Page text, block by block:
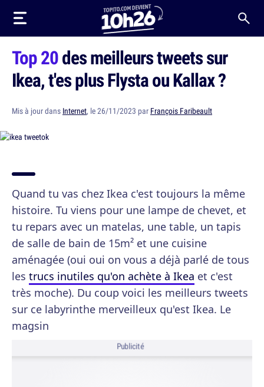
Top 20des meilleurs tweets sur
Ikea, t'es plus Flysta ou Kallax ?
Mis à jour dans Internet, le 26/11/2023 par François Faribeault
Quand tu vas chez Ikea c'est toujours la même
histoire. Tu viens pour une lampe de chevet, et
tu repars avec un matelas, une table, un tapis
de salle de bain de 15m² et une cuisine
aménagée (oui oui on vous a déjà parlé de tous
les trucs inutiles qu'on achète à Ikea et c'est
très moche). Du coup voici les meilleurs tweets
sur ce labyrinthe merveilleux qu'est Ikea. Le
magsin
Publicité